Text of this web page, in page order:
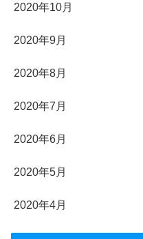
2020年10月
2020年9月
2020年8月
2020年7月
2020年6月
2020年5月
2020年4月